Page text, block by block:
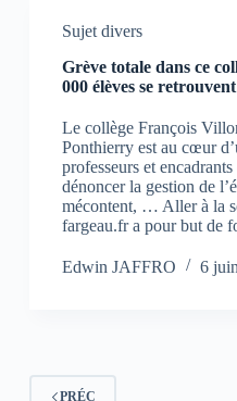
Sujet divers
Grève totale dans ce
000 élèves se
Le collège François
Ponthierry est au cœur
professeurs et
dénoncer la gestion de
mécontent, … Aller à la
fargeau.fr a pour but de
Edwin JAFFRO 6
PRÉC